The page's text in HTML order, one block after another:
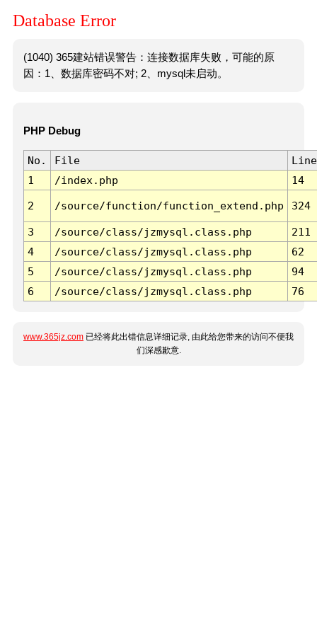
Database Error
(1040) 365建站错误警告：连接数据库失败，可能的原
因：1、数据库密码不对; 2、mysql未启动。
PHP Debug
No. File
Line
1
/index.php 14
2 /source/function/function_extend.php 324
3 /source/class/jzmysql.class.php
211
4
/source/class/jzmysql.class.php
62
5
/source/class/jzmysql.class.php
94
6
/source/class/jzmysql.class.php 76
www.365jz.com 已经将此出错信息详细记录, 由此给您带来的访问不便我
们深感歉意.